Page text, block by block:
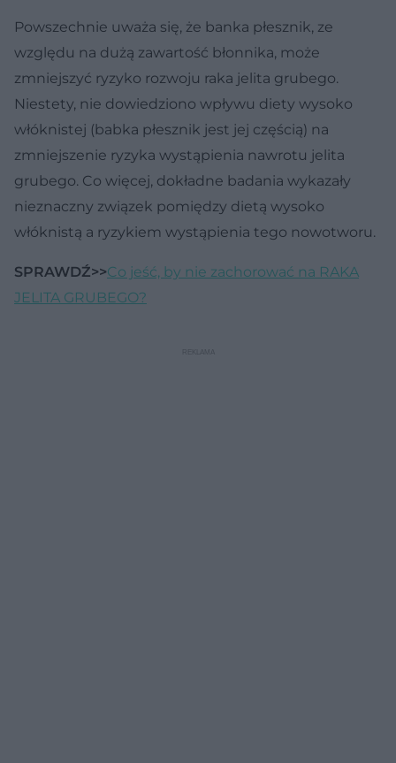
Powszechnie uważa się, że banka płesznik, ze
względu na dużą zawartość błonnika, może
zmniejszyć ryzyko rozwoju raka jelita grubego.
Niestety, nie dowiedziono wpływu diety wysoko
włóknistej (babka płesznik jest jej częścią) na
zmniejszenie ryzyka wystąpienia nawrotu jelita
grubego. Co więcej, dokładne badania wykazały
nieznaczny związek pomiędzy dietą wysoko
włóknistą a ryzykiem wystąpienia tego nowotworu.
SPRAWDŹ>>Co jeść, by nie zachorować na RAKA
JELITA GRUBEGO?